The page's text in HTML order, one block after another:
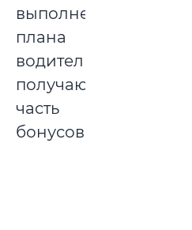
выполнении
плана
водители
получают
часть
бонусов).